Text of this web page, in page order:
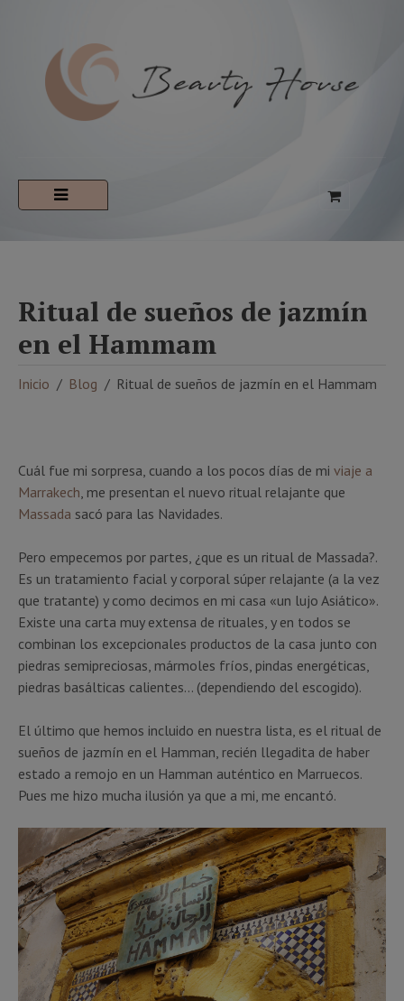
Ritual de sueños de jazmín
en el Hammam
Inicio Blog Ritual de sueños de jazmín en el Hammam
Cuál fue mi sorpresa, cuando a los pocos días de mi viaje a
Marrakech, me presentan el nuevo ritual relajante que
Massada sacó para las Navidades.
Pero empecemos por partes, ¿que es un ritual de Massada?.
Es un tratamiento facial y corporal súper relajante (a la vez
que tratante) y como decimos en mi casa «un lujo Asiático».
Existe una carta muy extensa de rituales, y en todos se
combinan los excepcionales productos de la casa junto con
piedras semipreciosas, mármoles fríos, pindas energéticas,
piedras basálticas calientes… (dependiendo del escogido).
El último que hemos incluido en nuestra lista, es el ritual de
sueños de jazmín en el Hamman, recién llegadita de haber
estado a remojo en un Hamman auténtico en Marruecos.
Pues me hizo mucha ilusión ya que a mi, me encantó.